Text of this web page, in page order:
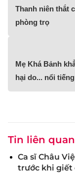
Thanh niên thắt
phòng trọ
Mẹ Khá Bảnh
hại do... nổi tiếng
Tin liên quan
Ca sĩ Châu
trước khi giết